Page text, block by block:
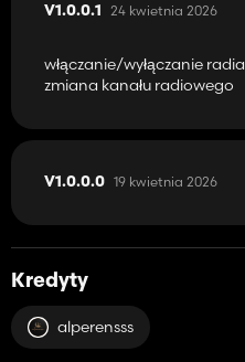
V1.0.0.1 24 kwietnia 2026
włączanie/wyłączanie radia
zmiana kanału radiowego
V1.0.0.0 19 kwietnia 2026
Kredyty
alperensss